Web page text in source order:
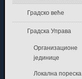
Градско веће
Градска Управа
Организационе
јединице
Локална пореска